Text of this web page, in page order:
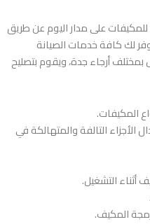
على مدار اليوم عن طريق
لك كافة خدمات الصيانة
أرجاء جدة، ويقوم بتصليح
المكيفات.
الأجزاء التالفة والمتهالكة في
التشغيل.
المكيف.